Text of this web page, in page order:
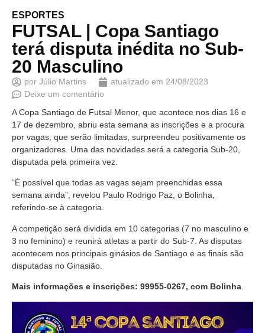
ESPORTES
FUTSAL | Copa Santiago
terá disputa inédita no Sub-
20 Masculino
por Júlio Martins atualizado em 24/08/2023
Deixe um comentário
A Copa Santiago de Futsal Menor, que acontece nos dias 16 e
17 de dezembro, abriu esta semana as inscrições e a procura
por vagas, que serão limitadas, surpreendeu positivamente os
organizadores. Uma das novidades será a categoria Sub-20,
disputada pela primeira vez.
“É possível que todas as vagas sejam preenchidas essa
semana ainda”, revelou Paulo Rodrigo Paz, o Bolinha,
referindo-se à categoria.
A competição será dividida em 10 categorias (7 no masculino e
3 no feminino) e reunirá atletas a partir do Sub-7. As disputas
acontecem nos principais ginásios de Santiago e as finais são
disputadas no Ginasião.
Mais informações e inscrições: 99955-0267, com Bolinha